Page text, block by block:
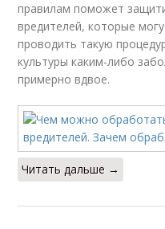
правилам поможет
вредителей, которые
проводить такую
культуры каким-либо
примерно вдвое.
Читать дальше →